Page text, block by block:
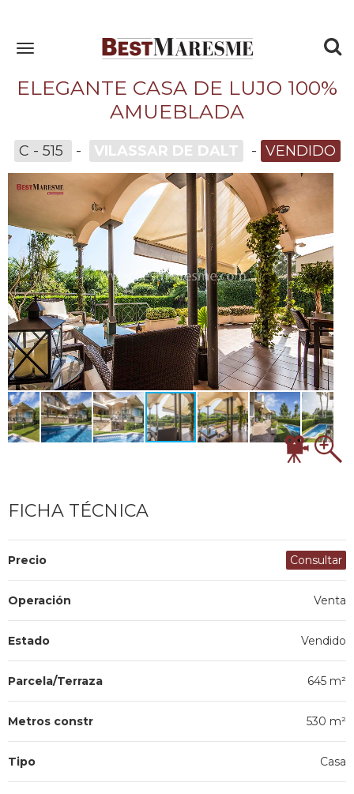
Toggle
ELEGANTE CASA DE LUJO 100%
AMUEBLADA
C - 515 - VILASSAR DE DALT - VENDIDO
FICHA TÉCNICA
Precio Consultar
Operación Venta
Estado Vendido
Parcela/Terraza 645 m²
Metros constr 530 m²
Tipo Casa